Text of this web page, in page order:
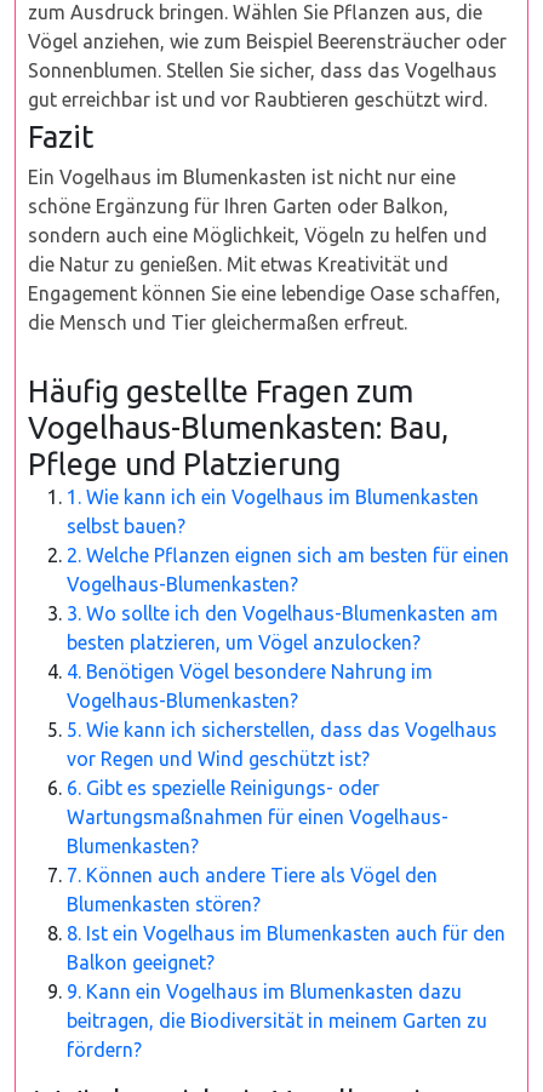
zum Ausdruck bringen. Wählen Sie Pflanzen aus, die
Vögel anziehen, wie zum Beispiel Beerensträucher oder
Sonnenblumen. Stellen Sie sicher, dass das Vogelhaus
gut erreichbar ist und vor Raubtieren geschützt wird.
Fazit
Ein Vogelhaus im Blumenkasten ist nicht nur eine
schöne Ergänzung für Ihren Garten oder Balkon,
sondern auch eine Möglichkeit, Vögeln zu helfen und
die Natur zu genießen. Mit etwas Kreativität und
Engagement können Sie eine lebendige Oase schaffen,
die Mensch und Tier gleichermaßen erfreut.
Häufig gestellte Fragen zum
Vogelhaus-Blumenkasten: Bau,
Pflege und Platzierung
1. Wie kann ich ein Vogelhaus im Blumenkasten
selbst bauen?
2. Welche Pflanzen eignen sich am besten für einen
Vogelhaus-Blumenkasten?
3. Wo sollte ich den Vogelhaus-Blumenkasten am
besten platzieren, um Vögel anzulocken?
4. Benötigen Vögel besondere Nahrung im
Vogelhaus-Blumenkasten?
5. Wie kann ich sicherstellen, dass das Vogelhaus
vor Regen und Wind geschützt ist?
6. Gibt es spezielle Reinigungs- oder
Wartungsmaßnahmen für einen Vogelhaus-
Blumenkasten?
7. Können auch andere Tiere als Vögel den
Blumenkasten stören?
8. Ist ein Vogelhaus im Blumenkasten auch für den
Balkon geeignet?
9. Kann ein Vogelhaus im Blumenkasten dazu
beitragen, die Biodiversität in meinem Garten zu
fördern?